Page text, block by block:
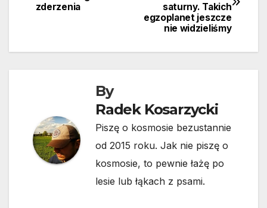
wpisu
saturny. Takich
egzoplanet jeszcze
nie widzieliśmy
zderzenia
By
Radek Kosarzycki
Piszę o kosmosie bezustannie
od 2015 roku. Jak nie piszę o
kosmosie, to pewnie łażę po
lesie lub łąkach z psami.